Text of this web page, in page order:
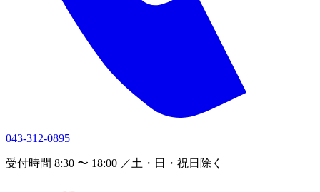
043-312-0895
受付時間 8:30 〜 18:00 ／土・日・祝日除く